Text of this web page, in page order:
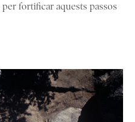
per fortificar aquests passos